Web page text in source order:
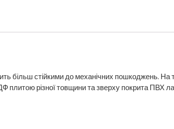
більш стійкими до механічних пошкоджень. На
різної товщини та зверху покрита ПВХ